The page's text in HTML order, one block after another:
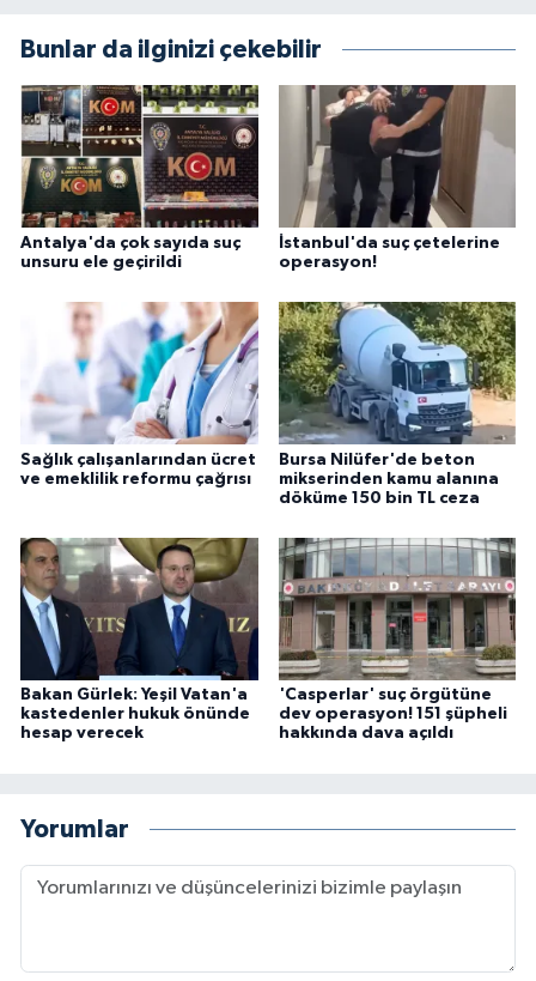
Bunlar da ilginizi çekebilir
Antalya'da çok sayıda suç
unsuru ele geçirildi
İstanbul'da suç çetelerine
operasyon!
Sağlık çalışanlarından ücret
ve emeklilik reformu çağrısı
Bursa Nilüfer'de beton
mikserinden kamu alanına
döküme 150 bin TL ceza
Bakan Gürlek: Yeşil Vatan'a
kastedenler hukuk önünde
hesap verecek
'Casperlar' suç örgütüne
dev operasyon! 151 şüpheli
hakkında dava açıldı
Yorumlar